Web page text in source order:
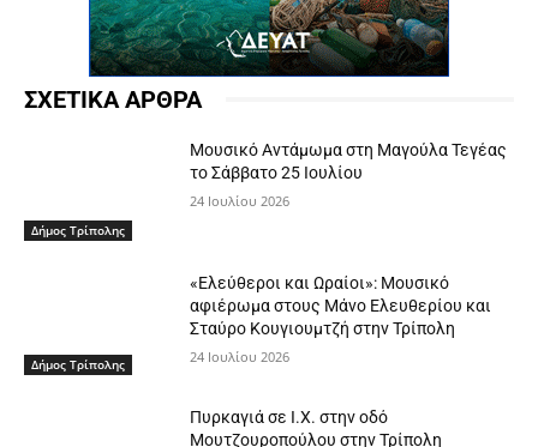
ΣΧΕΤΙΚΑ ΑΡΘΡΑ
Δήμος Τρίπολης
Μουσικό Αντάμωμα στη Μαγούλα Τεγέας
το Σάββατο 25 Ιουλίου
24 Ιουλίου 2026
Δήμος Τρίπολης
«Ελεύθεροι και Ωραίοι»: Μουσικό
αφιέρωμα στους Μάνο Ελευθερίου και
Σταύρο Κουγιουμτζή στην Τρίπολη
24 Ιουλίου 2026
Πυρκαγιά σε Ι.Χ. στην οδό
Μουτζουροπούλου στην Τρίπολη